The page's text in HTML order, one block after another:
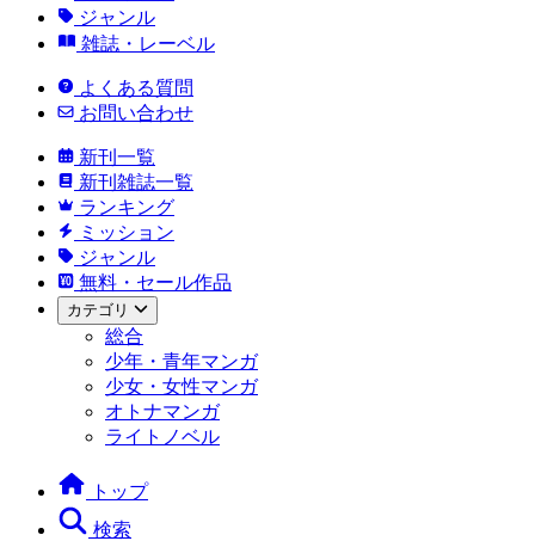
ジャンル
雑誌・レーベル
よくある質問
お問い合わせ
新刊一覧
新刊雑誌一覧
ランキング
ミッション
ジャンル
無料・セール作品
カテゴリ
総合
少年・青年マンガ
少女・女性マンガ
オトナマンガ
ライトノベル
トップ
検索